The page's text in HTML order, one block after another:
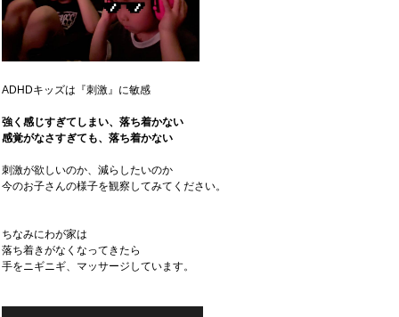
ADHDキッズは『刺激』に敏感
強く感じすぎてしまい、落ち着かない
感覚がなさすぎても、落ち着かない
刺激が欲しいのか、減らしたいのか
今のお子さんの様子を観察してみてください。
ちなみにわが家は
落ち着きがなくなってきたら
手をニギニギ、マッサージしています。